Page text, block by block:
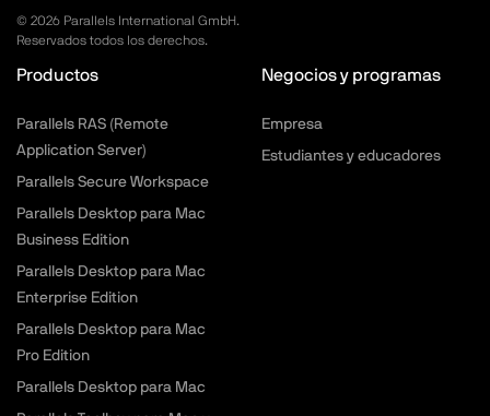
© 2026 Parallels International GmbH.
Reservados todos los derechos.
Productos
Parallels RAS (Remote
Application Server)
Parallels Secure Workspace
Parallels Desktop para Mac
Business Edition
Parallels Desktop para Mac
Enterprise Edition
Parallels Desktop para Mac
Pro Edition
Parallels Desktop para Mac
Negocios y programas
Empresa
Estudiantes y educadores